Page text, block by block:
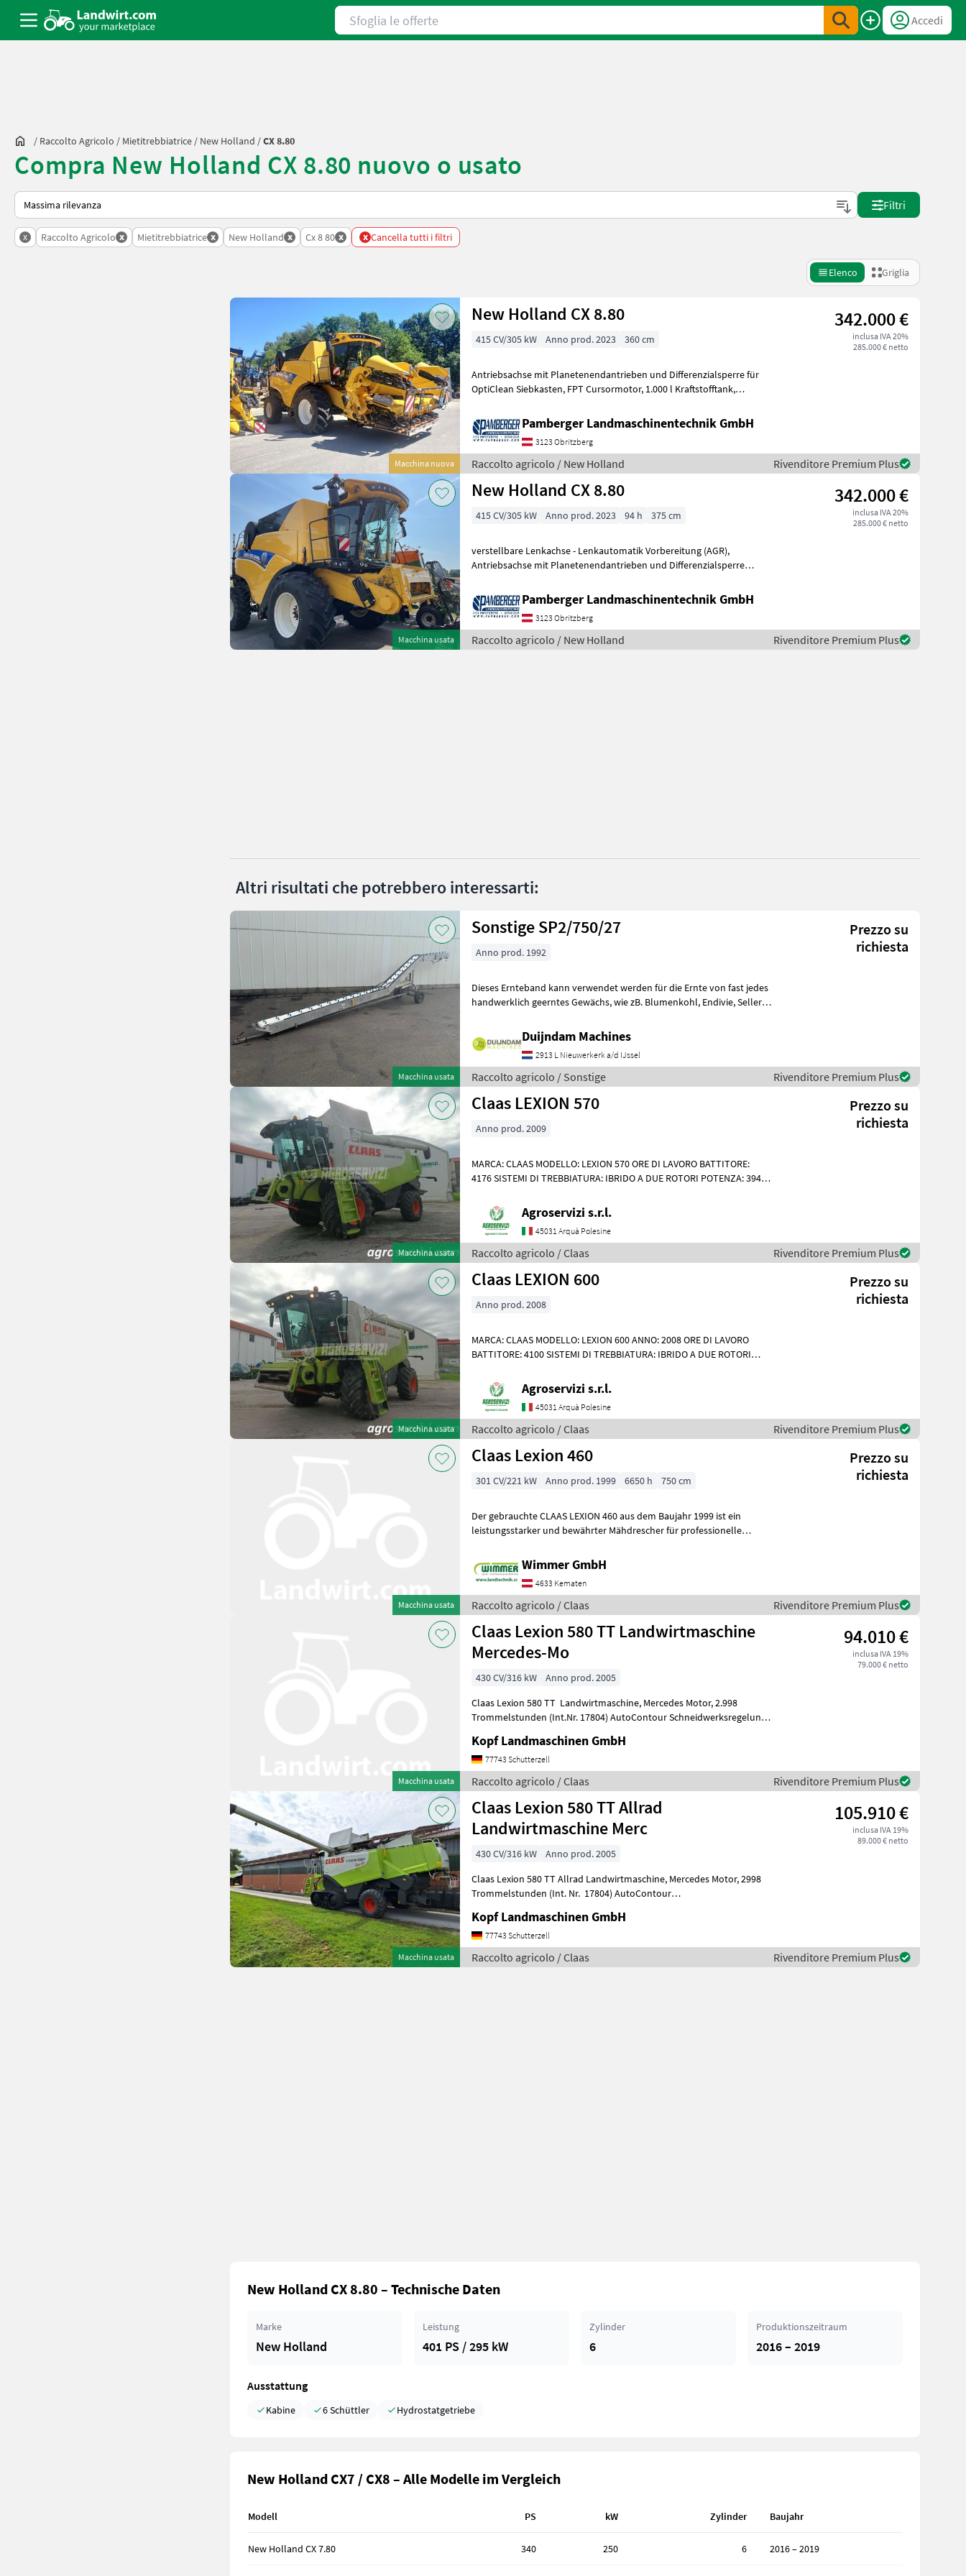
Sfoglia le offerte
Accedi
/ Raccolto Agricolo / Mietitrebbiatrice / New Holland /CX 8.80
Compra New Holland CX 8.80 nuovo o usato
Ecco come viene ordinato su Landwirt.com
Filtri
x Raccolto Agricolo x Mietitrebbiatrice x New Holland x Cx 8 80 x x Cancella tutti i filtri
Elenco Griglia
Macchina nuova
New Holland CX 8.80 342.000 €
inclusa IVA 20%
285.000 € netto
415 CV/305 kW Anno prod. 2023 360 cm
Antriebsachse mit Planetenendantrieben und Differenzialsperre für
OptiClean Siebkasten, FPT Cursormotor, 1.000 l Kraftstofftank,
Pamberger Landmaschinentechnik GmbH
3123 Obritzberg
Raccolto agricolo / New Holland Rivenditore Premium Plus
Macchina usata
New Holland CX 8.80 342.000 €
inclusa IVA 20%
285.000 € netto
415 CV/305 kW Anno prod. 2023 94 h 375 cm
verstellbare Lenkachse - Lenkautomatik Vorbereitung (AGR),
Antriebsachse mit Planetenendantrieben und Differenzialsperre
Pamberger Landmaschinentechnik GmbH
3123 Obritzberg
Raccolto agricolo / New Holland Rivenditore Premium Plus
Altri risultati che potrebbero interessarti:
Macchina usata
Sonstige SP2/750/27
Prezzo su
richiesta
Anno prod. 1992
Dieses Ernteband kann verwendet werden für die Ernte von fast jedes
handwerklich geerntes Gewächs, wie zB. Blumenkohl, Endivie, Sellerie,
Duijndam Machines
2913 L Nieuwerkerk a/d IJssel
Raccolto agricolo / Sonstige Rivenditore Premium Plus
Macchina usata
Claas LEXION 570
Prezzo su
richiesta
Anno prod. 2009
MARCA: CLAAS MODELLO: LEXION 570 ORE DI LAVORO BATTITORE:
4176 SISTEMI DI TREBBIATURA: IBRIDO A DUE ROTORI POTENZA: 394
Agroservizi s.r.l.
45031 Arquà Polesine
Raccolto agricolo / Claas Rivenditore Premium Plus
Macchina usata
Claas LEXION 600
Prezzo su
richiesta
Anno prod. 2008
MARCA: CLAAS MODELLO: LEXION 600 ANNO: 2008 ORE DI LAVORO
BATTITORE: 4100 SISTEMI DI TREBBIATURA: IBRIDO A DUE ROTORI
Agroservizi s.r.l.
45031 Arquà Polesine
Raccolto agricolo / Claas Rivenditore Premium Plus
Macchina usata
Claas Lexion 460
Prezzo su
richiesta
301 CV/221 kW Anno prod. 1999 6650 h 750 cm
Der gebrauchte CLAAS LEXION 460 aus dem Baujahr 1999 ist ein
leistungsstarker und bewährter Mähdrescher für professionelle
Wimmer GmbH
4633 Kematen
Raccolto agricolo / Claas Rivenditore Premium Plus
Macchina usata
Claas Lexion 580 TT Landwirtmaschine
Mercedes-Mo
94.010 €
inclusa IVA 19%
79.000 € netto
430 CV/316 kW
Anno prod. 2005
Claas Lexion 580 TT Landwirtmaschine, Mercedes Motor, 2.998
Trommelstunden (Int.Nr. 17804) AutoContour Schneidwerksregelung,
Kopf Landmaschinen GmbH
77743 Schutterzell
Raccolto agricolo / Claas Rivenditore Premium Plus
Macchina usata
Claas Lexion 580 TT Allrad
Landwirtmaschine Merc
105.910 €
inclusa IVA 19%
89.000 € netto
430 CV/316 kW
Anno prod. 2005
Claas Lexion 580 TT Allrad Landwirtmaschine, Mercedes Motor, 2998
Trommelstunden (Int. Nr. 17804) AutoContour
Kopf Landmaschinen GmbH
77743 Schutterzell
Raccolto agricolo / Claas Rivenditore Premium Plus
New Holland CX 8.80 – Technische Daten
Marke
New Holland
Leistung
401 PS / 295 kW
Zylinder
6
Produktionszeitraum
2016 – 2019
Ausstattung
Kabine 6 Schüttler Hydrostatgetriebe
New Holland CX7 / CX8 – Alle Modelle im Vergleich
Modell PS kW Zylinder Baujahr
New Holland CX 7.80 340 250 6 2016 – 2019